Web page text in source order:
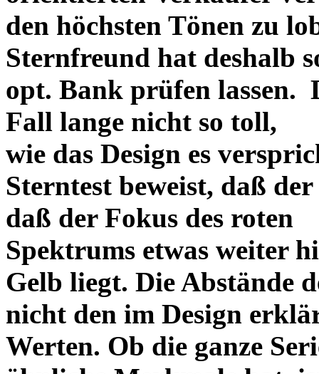
den höchsten Tönen zu
Sternfreund hat deshalb
opt. Bank prüfen lassen.
Fall lange nicht so toll,
wie das Design es
Sterntest beweist, daß
daß der Fokus des roten
Spektrums etwas weiter
Gelb liegt. Die Abstände
nicht den im Design
Werten. Ob die ganze